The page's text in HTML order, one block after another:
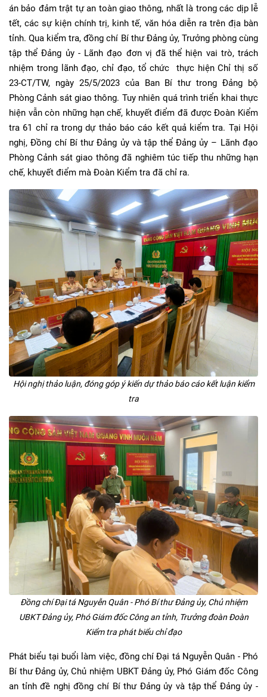
án bảo đảm trật tự an toàn giao thông, nhất là trong các dịp lễ
tết, các sự kiện chính trị, kinh tế, văn hóa diễn ra trên địa bàn
tỉnh. Qua kiểm tra, đồng chí Bí thư Đảng ủy, Trưởng phòng cùng
tập thể Đảng ủy - Lãnh đạo đơn vị đã thể hiện vai trò, trách
nhiệm trong lãnh đạo, chỉ đạo, tổ chức thực hiện Chỉ thị số
23-CT/TW, ngày 25/5/2023 của Ban Bí thư trong Đảng bộ
Phòng Cảnh sát giao thông. Tuy nhiên quá trình triển khai thực
hiện vẫn còn những hạn chế, khuyết điểm đã được Đoàn Kiểm
tra 61 chỉ ra trong dự thảo báo cáo kết quả kiểm tra. Tại Hội
nghị, Đồng chí Bí thư Đảng ủy và tập thể Đảng ủy – Lãnh đạo
Phòng Cảnh sát giao thông đã nghiêm túc tiếp thu những hạn
chế, khuyết điểm mà Đoàn Kiểm tra đã chỉ ra.
Hội nghị thảo luận, đóng góp ý kiến dự thảo báo cáo kết luận kiểm
tra
Đồng chí Đại tá Nguyễn Quân - Phó Bí thư Đảng ủy, Chủ nhiệm
UBKT Đảng ủy, Phó Giám đốc Công an tỉnh, Trưởng đoàn Đoàn
Kiểm tra phát biểu chỉ đạo
Phát biểu tại buổi làm việc, đồng chí Đại tá Nguyễn Quân - Phó
Bí thư Đảng ủy, Chủ nhiệm UBKT Đảng ủy, Phó Giám đốc Công
an tỉnh đề nghị đồng chí Bí thư Đảng ủy và tập thể Đảng ủy -